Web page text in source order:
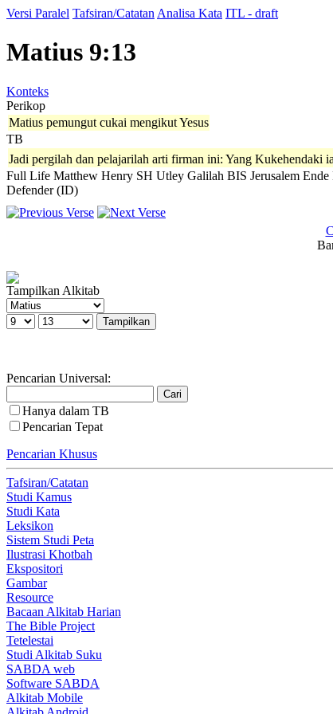
Versi Paralel Tafsiran/Catatan Analisa Kata ITL - draft
Matius 9:13
Konteks
Perikop
Matius pemungut cukai mengikut Yesus
TB
Jadi pergilah dan pelajarilah arti firman ini: Yang Kukehendaki
Full Life Matthew Henry SH Utley Galilah BIS Jerusalem Ende
Defender (ID)
Tampilkan Alkitab
Pencarian Universal:
Hanya dalam TB
Pencarian Tepat
Pencarian Khusus
Tafsiran/Catatan
Studi Kamus
Studi Kata
Leksikon
Sistem Studi Peta
Ilustrasi Khotbah
Ekspositori
Gambar
Resource
Bacaan Alkitab Harian
The Bible Project
Tetelestai
Studi Alkitab Suku
SABDA web
Software SABDA
Alkitab Mobile